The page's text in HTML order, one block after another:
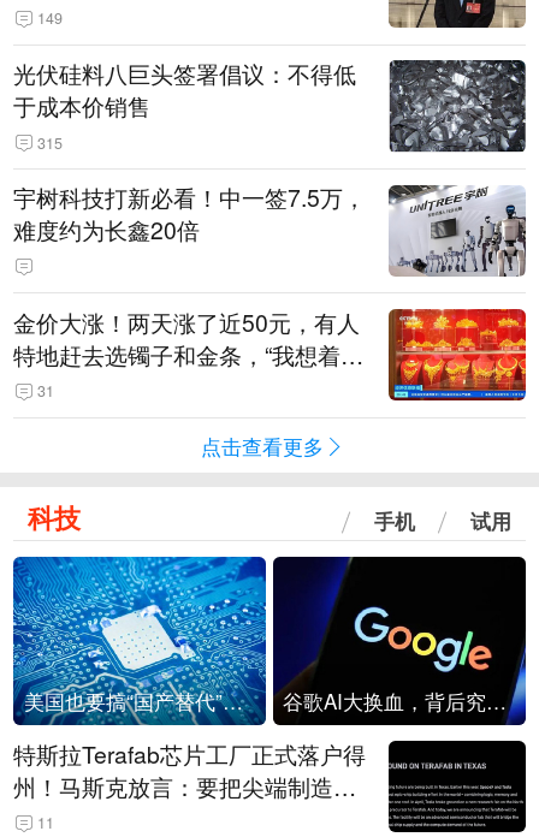
149
光伏硅料八巨头签署倡议：不得低
于成本价销售
315
宇树科技打新必看！中一签7.5万，
难度约为长鑫20倍
金价大涨！两天涨了近50元，有人
特地赶去选镯子和金条，“我想着买
起来可以保值，小批量进一些货”
31
点击查看更多
科技 手机 试用
美国也要搞“国产替代”？先算清三笔账 谷歌AI大换血，背后究竟发生了什么？
特斯拉Terafab芯片工厂正式落户得
州！马斯克放言：要把尖端制造带
回美国
11